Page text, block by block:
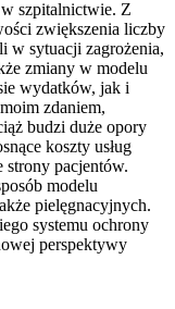
szpitalnictwie. Z
zwiększenia liczby
w sytuacji zagrożenia,
zmiany w modelu
wydatków, jak i
zdaniem,
budzi duże opory
koszty usług
strony pacjentów.
modelu
pielęgnacyjnych.
systemu ochrony
perspektywy